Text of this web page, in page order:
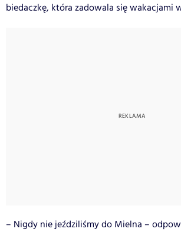
biedaczkę, która zadowala się wakacjami
– Nigdy nie jeździliśmy do Mielna –